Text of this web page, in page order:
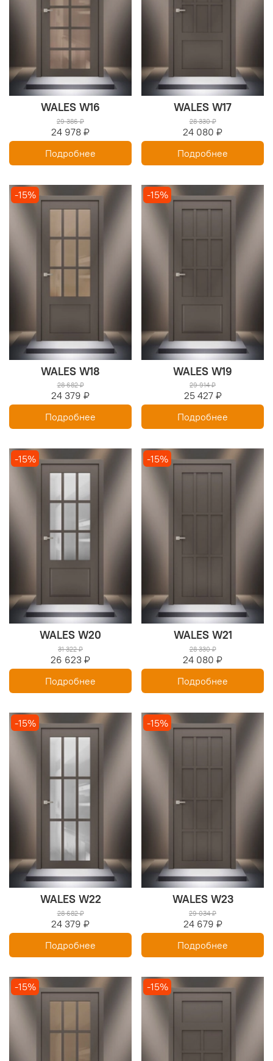
WALES W16
29 386 ₽
24 978 ₽
Подробнее
WALES W17
28 330 ₽
24 080 ₽
Подробнее
-15%
WALES W18
28 682 ₽
24 379 ₽
Подробнее
-15%
WALES W19
29 914 ₽
25 427 ₽
Подробнее
-15%
WALES W20
31 322 ₽
26 623 ₽
Подробнее
-15%
WALES W21
28 330 ₽
24 080 ₽
Подробнее
-15%
WALES W22
28 682 ₽
24 379 ₽
Подробнее
-15%
WALES W23
29 034 ₽
24 679 ₽
Подробнее
-15% -15%